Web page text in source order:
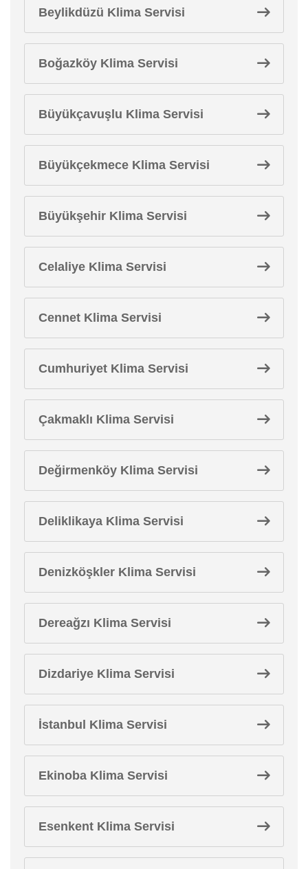
Beylikdüzü Klima Servisi
Boğazköy Klima Servisi
Büyükçavuşlu Klima Servisi
Büyükçekmece Klima Servisi
Büyükşehir Klima Servisi
Celaliye Klima Servisi
Cennet Klima Servisi
Cumhuriyet Klima Servisi
Çakmaklı Klima Servisi
Değirmenköy Klima Servisi
Deliklikaya Klima Servisi
Denizköşkler Klima Servisi
Dereağzı Klima Servisi
Dizdariye Klima Servisi
İstanbul Klima Servisi
Ekinoba Klima Servisi
Esenkent Klima Servisi